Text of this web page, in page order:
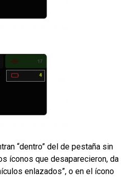
“dentro” del de pestaña sin
íconos que desaparecieron, da
enlazados”, o en el ícono